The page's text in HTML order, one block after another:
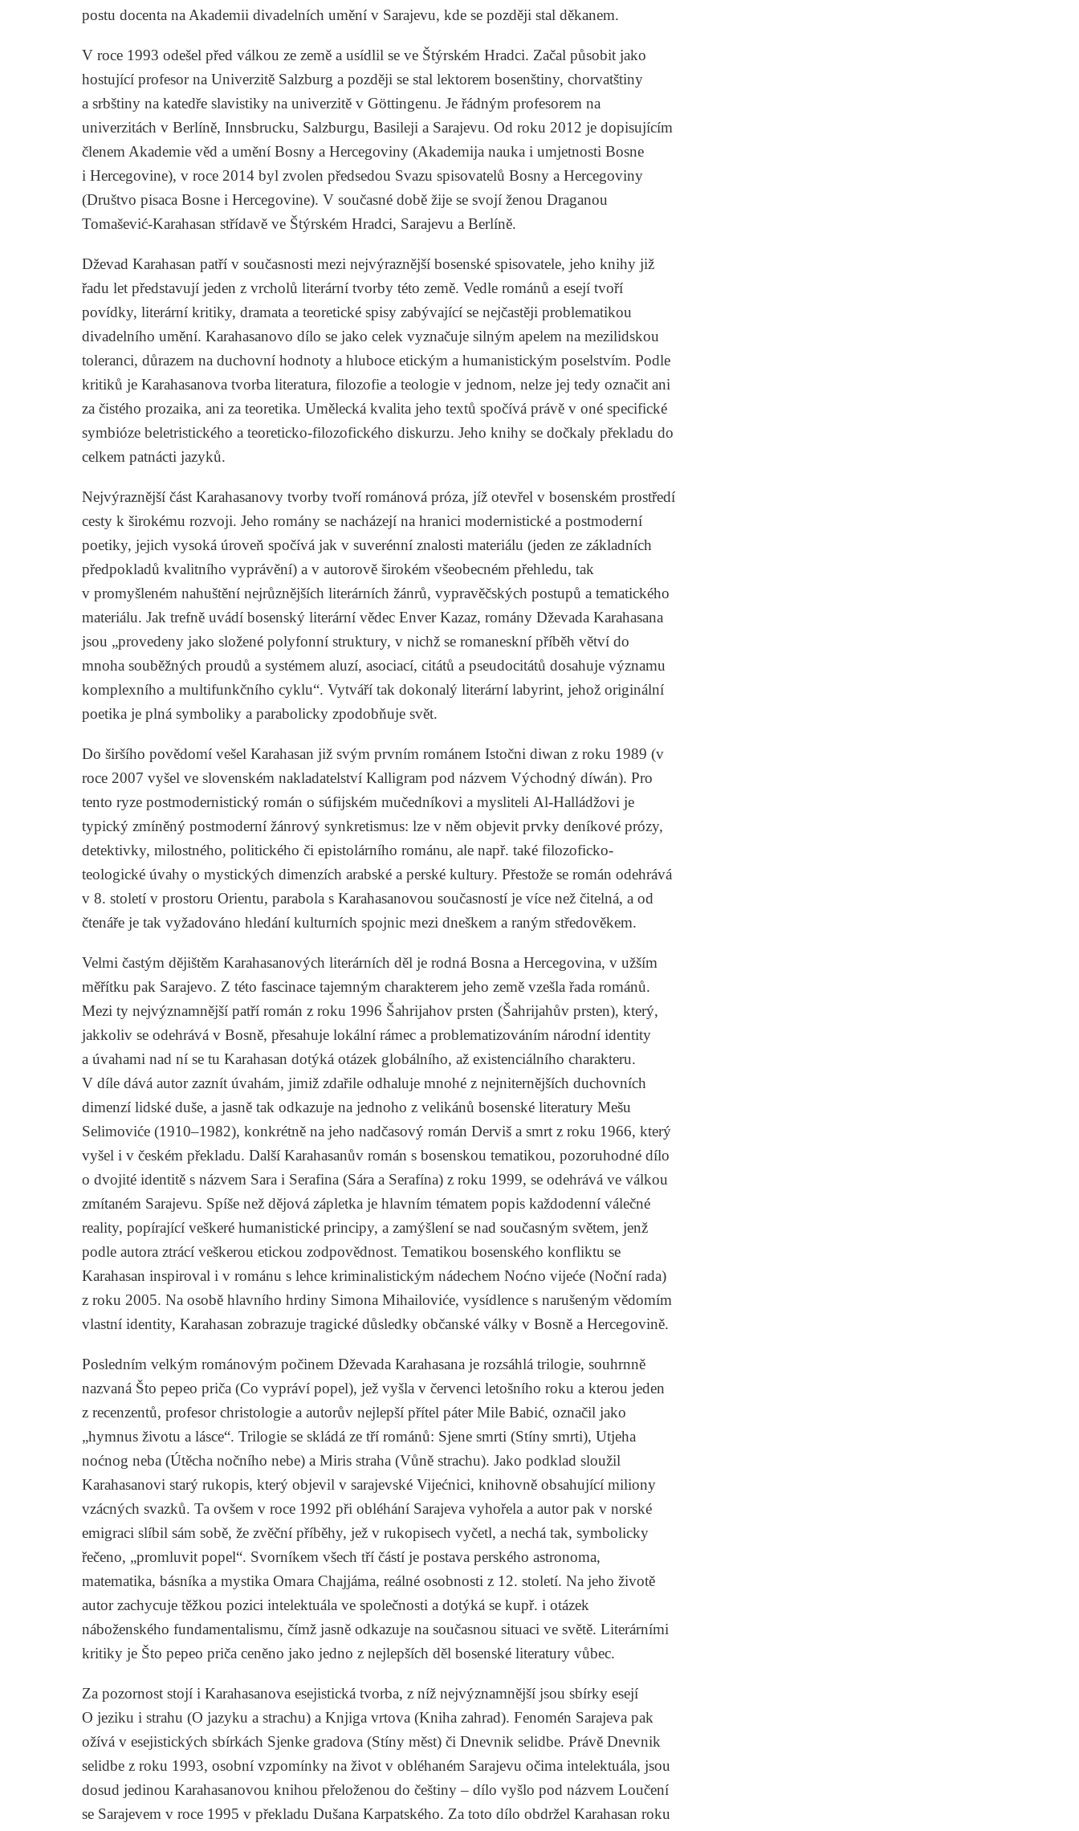
postu docenta na Akademii divadelních umění v Sarajevu, kde se později stal děkanem.
V roce 1993 odešel před válkou ze země a usídlil se ve Štýrském Hradci. Začal působit jako
hostující profesor na Univerzitě Salzburg a později se stal lektorem bosenštiny, chorvatštiny
a srbštiny na katedře slavistiky na univerzitě v Göttingenu. Je řádným profesorem na
univerzitách v Berlíně, Innsbrucku, Salzburgu, Basileji a Sarajevu. Od roku 2012 je dopisujícím
členem Akademie věd a umění Bosny a Hercegoviny (Akademija nauka i umjetnosti Bosne
i Hercegovine), v roce 2014 byl zvolen předsedou Svazu spisovatelů Bosny a Hercegoviny
(Društvo pisaca Bosne i Hercegovine). V současné době žije se svojí ženou Draganou
Tomašević-Karahasan střídavě ve Štýrském Hradci, Sarajevu a Berlíně.
Dževad Karahasan patří v současnosti mezi nejvýraznější bosenské spisovatele, jeho knihy již
řadu let představují jeden z vrcholů literární tvorby této země. Vedle románů a esejí tvoří
povídky, literární kritiky, dramata a teoretické spisy zabývající se nejčastěji problematikou
divadelního umění. Karahasanovo dílo se jako celek vyznačuje silným apelem na mezilidskou
toleranci, důrazem na duchovní hodnoty a hluboce etickým a humanistickým poselstvím. Podle
kritiků je Karahasanova tvorba literatura, filozofie a teologie v jednom, nelze jej tedy označit ani
za čistého prozaika, ani za teoretika. Umělecká kvalita jeho textů spočívá právě v oné specifické
symbióze beletristického a teoreticko-filozofického diskurzu. Jeho knihy se dočkaly překladu do
celkem patnácti jazyků.
Nejvýraznější část Karahasanovy tvorby tvoří románová próza, jíž otevřel v bosenském prostředí
cesty k širokému rozvoji. Jeho romány se nacházejí na hranici modernistické a postmoderní
poetiky, jejich vysoká úroveň spočívá jak v suverénní znalosti materiálu (jeden ze základních
předpokladů kvalitního vyprávění) a v autorově širokém všeobecném přehledu, tak
v promyšleném nahuštění nejrůznějších literárních žánrů, vypravěčských postupů a tematického
materiálu. Jak trefně uvádí bosenský literární vědec Enver Kazaz, romány Dževada Karahasana
jsou „provedeny jako složené polyfonní struktury, v nichž se romaneskní příběh větví do
mnoha souběžných proudů a systémem aluzí, asociací, citátů a pseudocitátů dosahuje významu
komplexního a multifunkčního cyklu“. Vytváří tak dokonalý literární labyrint, jehož originální
poetika je plná symboliky a parabolicky zpodobňuje svět.
Do širšího povědomí vešel Karahasan již svým prvním románem Istočni diwan z roku 1989 (v
roce 2007 vyšel ve slovenském nakladatelství Kalligram pod názvem Východný díwán). Pro
tento ryze postmodernistický román o súfijském mučedníkovi a mysliteli Al-Halládžovi je
typický zmíněný postmoderní žánrový synkretismus: lze v něm objevit prvky deníkové prózy,
detektivky, milostného, politického či epistolárního románu, ale např. také filozoficko-
teologické úvahy o mystických dimenzích arabské a perské kultury. Přestože se román odehrává
v 8. století v prostoru Orientu, parabola s Karahasanovou současností je více než čitelná, a od
čtenáře je tak vyžadováno hledání kulturních spojnic mezi dneškem a raným středověkem.
Velmi častým dějištěm Karahasanových literárních děl je rodná Bosna a Hercegovina, v užším
měřítku pak Sarajevo. Z této fascinace tajemným charakterem jeho země vzešla řada románů.
Mezi ty nejvýznamnější patří román z roku 1996 Šahrijahov prsten (Šahrijahův prsten), který,
jakkoliv se odehrává v Bosně, přesahuje lokální rámec a problematizováním národní identity
a úvahami nad ní se tu Karahasan dotýká otázek globálního, až existenciálního charakteru.
V díle dává autor zaznít úvahám, jimiž zdařile odhaluje mnohé z nejniternějších duchovních
dimenzí lidské duše, a jasně tak odkazuje na jednoho z velikánů bosenské literatury Mešu
Selimoviće (1910–1982), konkrétně na jeho nadčasový román Derviš a smrt z roku 1966, který
vyšel i v českém překladu. Další Karahasanův román s bosenskou tematikou, pozoruhodné dílo
o dvojité identitě s názvem Sara i Serafina (Sára a Serafína) z roku 1999, se odehrává ve válkou
zmítaném Sarajevu. Spíše než dějová zápletka je hlavním tématem popis každodenní válečné
reality, popírající veškeré humanistické principy, a zamýšlení se nad současným světem, jenž
podle autora ztrácí veškerou etickou zodpovědnost. Tematikou bosenského konfliktu se
Karahasan inspiroval i v románu s lehce kriminalistickým nádechem Noćno vijeće (Noční rada)
z roku 2005. Na osobě hlavního hrdiny Simona Mihailoviće, vysídlence s narušeným vědomím
vlastní identity, Karahasan zobrazuje tragické důsledky občanské války v Bosně a Hercegovině.
Posledním velkým románovým počinem Dževada Karahasana je rozsáhlá trilogie, souhrnně
nazvaná Što pepeo priča (Co vypráví popel), jež vyšla v červenci letošního roku a kterou jeden
z recenzentů, profesor christologie a autorův nejlepší přítel páter Mile Babić, označil jako
„hymnus životu a lásce“. Trilogie se skládá ze tří románů: Sjene smrti (Stíny smrti), Utjeha
noćnog neba (Útěcha nočního nebe) a Miris straha (Vůně strachu). Jako podklad sloužil
Karahasanovi starý rukopis, který objevil v sarajevské Vijećnici, knihovně obsahující miliony
vzácných svazků. Ta ovšem v roce 1992 při obléhání Sarajeva vyhořela a autor pak v norské
emigraci slíbil sám sobě, že zvěční příběhy, jež v rukopisech vyčetl, a nechá tak, symbolicky
řečeno, „promluvit popel“. Svorníkem všech tří částí je postava perského astronoma,
matematika, básníka a mystika Omara Chajjáma, reálné osobnosti z 12. století. Na jeho životě
autor zachycuje těžkou pozici intelektuála ve společnosti a dotýká se kupř. i otázek
náboženského fundamentalismu, čímž jasně odkazuje na současnou situaci ve světě. Literárními
kritiky je Što pepeo priča ceněno jako jedno z nejlepších děl bosenské literatury vůbec.
Za pozornost stojí i Karahasanova esejistická tvorba, z níž nejvýznamnější jsou sbírky esejí
O jeziku i strahu (O jazyku a strachu) a Knjiga vrtova (Kniha zahrad). Fenomén Sarajeva pak
ožívá v esejistických sbírkách Sjenke gradova (Stíny měst) či Dnevnik selidbe. Právě Dnevnik
selidbe z roku 1993, osobní vzpomínky na život v obléhaném Sarajevu očima intelektuála, jsou
dosud jedinou Karahasanovou knihou přeloženou do češtiny – dílo vyšlo pod názvem Loučení
se Sarajevem v roce 1995 v překladu Dušana Karpatského. Za toto dílo obdržel Karahasan roku